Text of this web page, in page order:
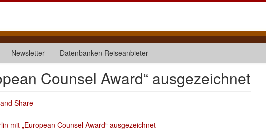
Newsletter Datenbanken Reiseanbieter
Counsel Award“ ausgezeichnet